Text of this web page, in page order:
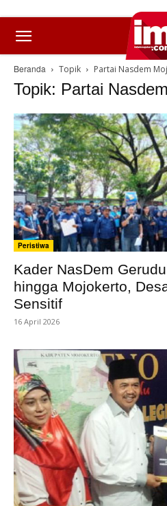
Beranda Topik Partai Nasdem
Topik: Partai
Peristiwa
Kader NasDem
hingga Mojokerto,
Sensitif
16 April 2026